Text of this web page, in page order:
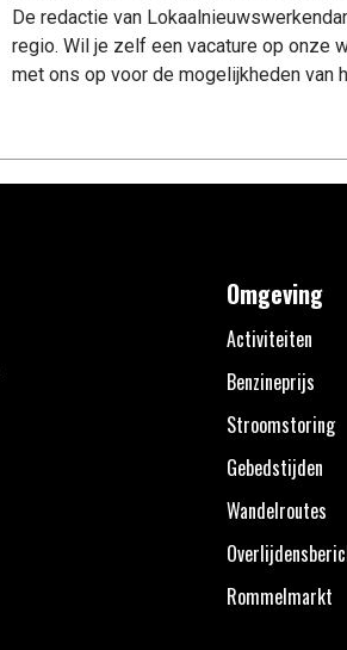
De redactie van
regio. Wil je zelf een vacature op onze
met ons op voor de mogelijkheden van
Omgeving
Activiteiten
Benzineprijs
Stroomstoring
Gebedstijden
Wandelroutes
Rommelmarkt